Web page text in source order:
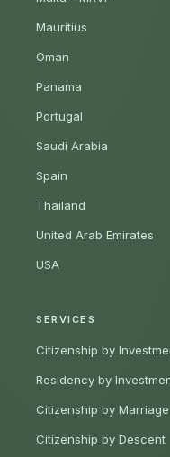
Mauritius
Oman
Panama
Portugal
Saudi Arabia
Spain
Thailand
United Arab Emirates
USA
SERVICES
Citizenship by
Residency by
Citizenship by Marriage
Citizenship by Descent